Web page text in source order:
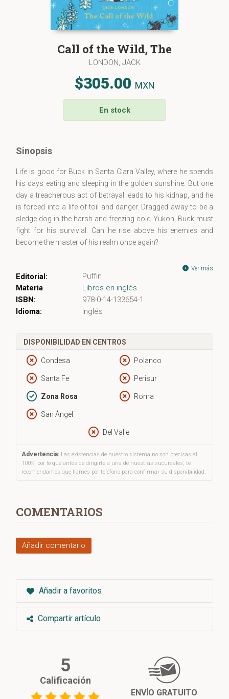
Call of the Wild, The
LONDON, JACK
$305.00 MXN
En stock
Sinopsis
Life is good for Buck in Santa Clara Valley, where he spends
his days eating and sleeping in the golden sunshine. But one
day a treacherous act of betrayal leads to his kidnap, and he
is forced into a life of toil and danger. Dragged away to be a
sledge dog in the harsh and freezing cold Yukon, Buck must
fight for his survivial. Can he rise above his enemies and
become the master of his realm once again?
Ver más
Editorial:
Puffin
Materia
Libros en inglés
ISBN:
978-0-14-133654-1
Idioma:
Inglés
DISPONIBILIDAD EN CENTROS
Condesa Polanco
Santa Fe Perisur
Zona Rosa Roma
San Ángel
Del Valle
Advertencia: Las existencias de nuestro sistema no son precisas al
100%, por lo que antes de dirigirte a una de nuestras sucursales, te
recomendamos que llames por teléfono para confirmar su disponibilidad.
COMENTARIOS
Añadir comentario
Añadir a favoritos
Compartir artículo
5
Calificación
ENVÍO GRATUITO